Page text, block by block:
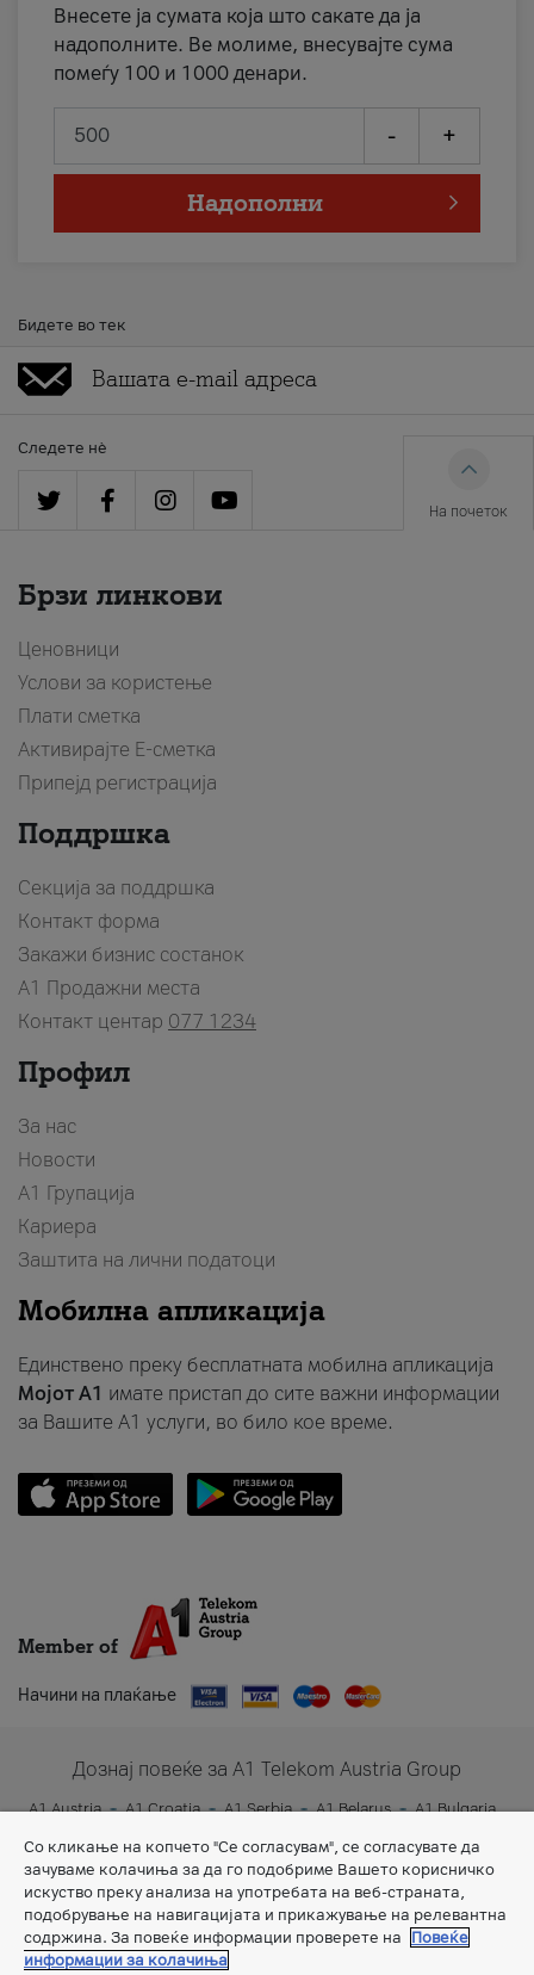
Внесете ја сумата која што сакате да ја
надополните. Ве молиме, внесувајте сума
помеѓу 100 и 1000 денари.
- +
Надополни
Бидете во тек
Следете нè
На почеток
Брзи линкови
Ценовници
Услови за користење
Плати сметка
Активирајте Е-сметка
Припејд регистрација
Поддршка
Секција за поддршка
Контакт форма
Закажи бизнис состанок
A1 Продажни места
Контакт центар 077 1234
Профил
За нас
Новости
А1 Групација
Кариера
Заштита на лични податоци
Мобилна апликација
Единствено преку бесплатната мобилна апликација
Мојот A1 имате пристап до сите важни информации
за Вашите A1 услуги, во било кое време.
Member of
Начини на плаќање
Дознај повеќе за A1 Telekom Austria Group
A1 Austria A1 Croatia A1 Serbia A1 Belarus
A1 Bulgaria
A1 Slovenia
A1 Digital
Со кликање на копчето "Се согласувам", се согласувате да
зачуваме колачиња за да го подобриме Вашето корисничко
искуство преку анализа на употребата на веб-страната,
подобрување на навигацијата и прикажување на релевантна
содржина. За повеќе информации проверете на
Повеќе
информации за колачиња